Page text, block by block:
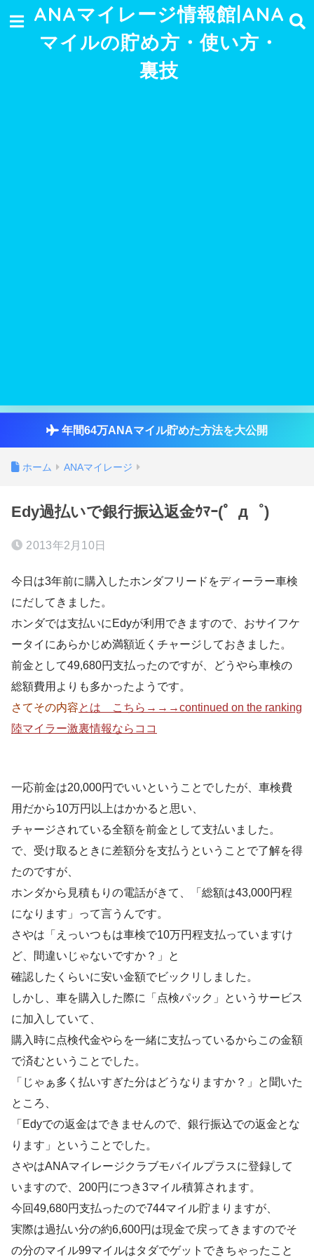
ANAマイレージ情報館|ANA
マイルの貯め方・使い方・
裏技
年間64万ANAマイル貯めた方法を大公開
ホーム ANAマイレージ
Edy過払いで銀行振込返金ｳﾏｰ(゜д゜)
2013年2月10日
今日は3年前に購入したホンダフリードをディーラー車検
にだしてきました。
ホンダでは支払いにEdyが利用できますので、おサイフケ
ータイにあらかじめ満額近くチャージしておきました。
前金として49,680円支払ったのですが、どうやら車検の
総額費用よりも多かったようです。
さてその内容とは こちら→→→continued on the ranking
陸マイラー激裏情報ならココ
一応前金は20,000円でいいということでしたが、車検費
用だから10万円以上はかかると思い、
チャージされている全額を前金として支払いました。
で、受け取るときに差額分を支払うということで了解を得
たのですが、
ホンダから見積もりの電話がきて、「総額は43,000円程
になります」って言うんです。
さやは「えっいつもは車検で10万円程支払っていますけ
ど、間違いじゃないですか？」と
確認したくらいに安い金額でビックリしました。
しかし、車を購入した際に「点検パック」というサービス
に加入していて、
購入時に点検代金やらを一緒に支払っているからこの金額
で済むということでした。
「じゃぁ多く払いすぎた分はどうなりますか？」と聞いた
ところ、
「Edyでの返金はできませんので、銀行振込での返金とな
ります」ということでした。
さやはANAマイレージクラブモバイルプラスに登録して
いますので、200円につき3マイル積算されます。
今回49,680円支払ったので744マイル貯まりますが、
実際は過払い分の約6,600円は現金で戻ってきますのでそ
の分のマイル99マイルはタダでゲットできちゃったこと